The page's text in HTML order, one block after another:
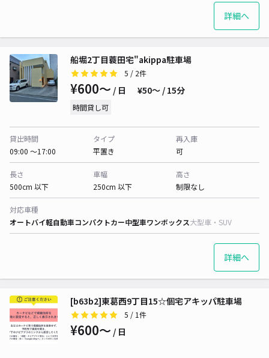
詳細へ
船堀2丁目蓑田宅"akippa駐車場
5 / 2件
¥600〜 / 日 ¥50〜 / 15分
時間貸し可
貸出時間
09:00 〜17:00
タイプ
平置き
再入庫
可
長さ
500cm 以下
車幅
250cm 以下
高さ
制限なし
対応車種
オートバイ軽自動車コンパクトカー中型車ワンボックス大型車・SUV
詳細へ
[b63b2]東葛西9丁目15☆個宅アキッパ駐車場
5 / 1件
¥600〜 / 日